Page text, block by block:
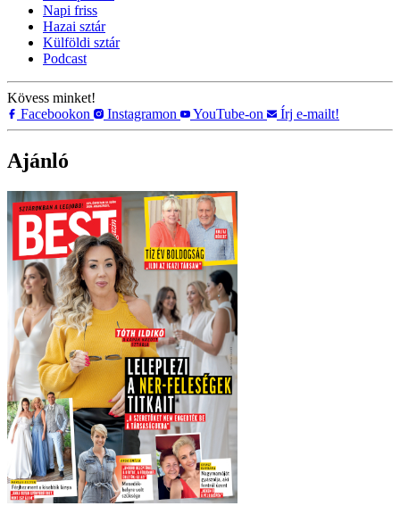
Napi friss
Hazai sztár
Külföldi sztár
Podcast
Kövess minket!
Facebookon
Instagramon YouTube-on Írj e-mailt!
Ajánló